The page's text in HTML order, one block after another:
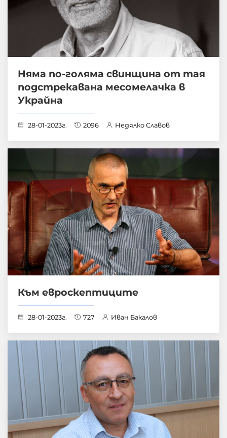
Няма по-голяма свинщина от тая
подстрекавана месомелачка в
Украйна
28-01-2023г. 2096 Недялко Славов
Към евроскептиците
28-01-2023г. 727 Иван Бакалов